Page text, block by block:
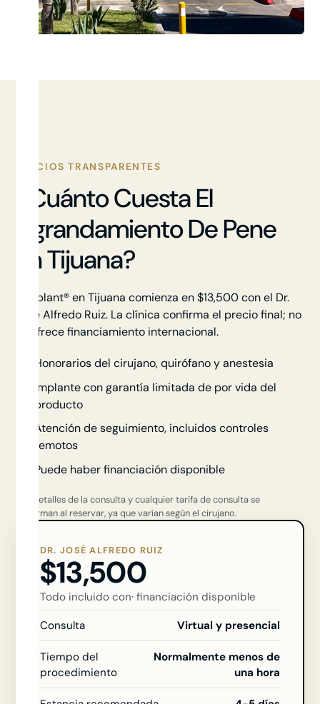
PRECIOS TRANSPARENTES
¿Cuánto Cuesta El
Agrandamiento De Pene
En Tijuana?
Himplant® en Tijuana comienza en $13,500 con el Dr.
José Alfredo Ruiz. La clínica confirma el precio final; no
se ofrece financiamiento internacional.
Honorarios del cirujano, quirófano y anestesia
Implante con garantía limitada de por vida del
producto
Atención de seguimiento, incluidos controles
remotos
Puede haber financiación disponible
Los detalles de la consulta y cualquier tarifa de consulta se
confirman al reservar, ya que varían según el cirujano.
DR. JOSÉ ALFREDO RUIZ
$13,500
Todo incluido con· financiación disponible
Consulta
Virtual y presencial
Tiempo del
procedimiento
Normalmente menos de
una hora